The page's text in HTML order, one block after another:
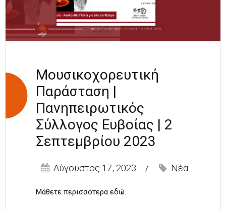
Μουσικοχορευτική
Παράσταση |
Πανηπειρωτικός
Σύλλογος Ευβοίας | 2
Σεπτεμβρίου 2023
Αύγουστος 17, 2023 Νέα
Μάθετε περισσότερα εδώ